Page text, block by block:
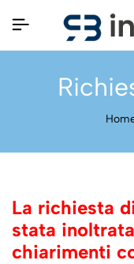
La richiesta
stata
chiarimenti